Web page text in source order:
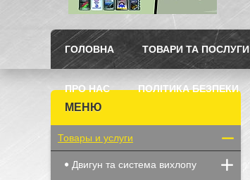
ГОЛОВНА ТОВАРИ ТА ПОСЛУГИ
ПРО НАС ПОЛІТИКА БЕЗПЕКИ
Товары и услуги
Двигун та система вихлопу